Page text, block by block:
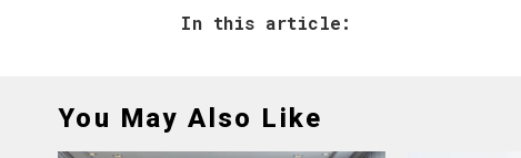
In this article:
You May Also Like